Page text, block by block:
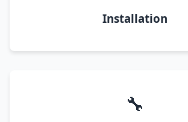
Installation
🔧